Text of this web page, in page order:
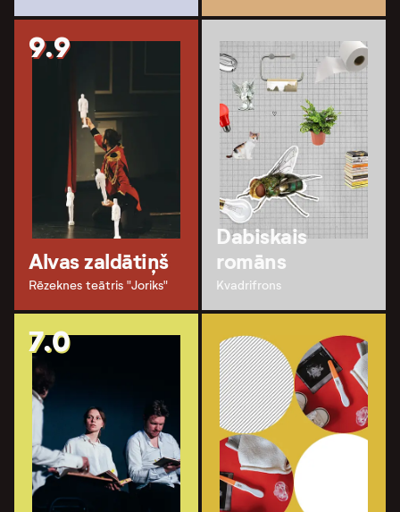
9.9
Alvas zaldātiņš
Rēzeknes teātris "Joriks"
Dabiskais
romāns
Kvadrifrons
7.0